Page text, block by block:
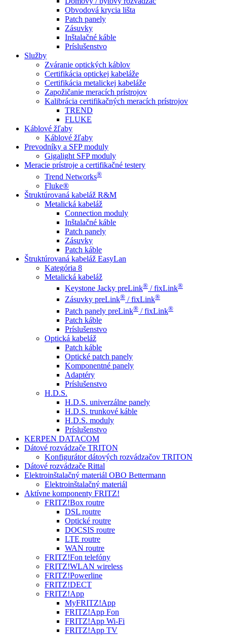
Obvodová krycia lišta
Patch panely
Zásuvky
Inštalačné káble
Príslušenstvo
Služby
Zváranie optických káblov
Certifikácia optickej kabeláže
Certifikácia metalickej kabeláže
Zapožičanie meracích prístrojov
Kalibrácia certifikačných meracích prístrojov
TREND
FLUKE
Káblové žľaby
Káblové žľaby
Prevodníky a SFP moduly
Gigalight SFP moduly
Meracie prístroje a certifikačné testery
Trend Networks®
Fluke®
Štruktúrovaná kabeláž R&M
Metalická kabeláž
Connection moduly
Inštalačné káble
Patch panely
Zásuvky
Patch káble
Štruktúrovaná kabeláž EasyLan
Kategória 8
Metalická kabeláž
Keystone Jacky preLink® / fixLink®
Zásuvky preLink® / fixLink®
Patch panely preLink® / fixLink®
Patch káble
Príslušenstvo
Optická kabeláž
Patch káble
Optické patch panely
Komponentné panely
Adaptéry
Príslušenstvo
H.D.S.
H.D.S. univerzálne panely
H.D.S. trunkové káble
H.D.S. moduly
Príslušenstvo
KERPEN DATACOM
Dátové rozvádzače TRITON
Konfigurátor dátových rozvádzačov TRITON
Dátové rozvádzače Rittal
Elektroinštalačný materiál OBO Bettermann
Elektroinštalačný materiál
Aktívne komponenty FRITZ!
FRITZ!Box routre
DSL routre
Optické routre
DOCSIS routre
LTE routre
WAN routre
FRITZ!Fon telefóny
FRITZ!WLAN wireless
FRITZ!Powerline
FRITZ!DECT
FRITZ!App
MyFRITZ!App
FRITZ!App Fon
FRITZ!App Wi-Fi
FRITZ!App TV